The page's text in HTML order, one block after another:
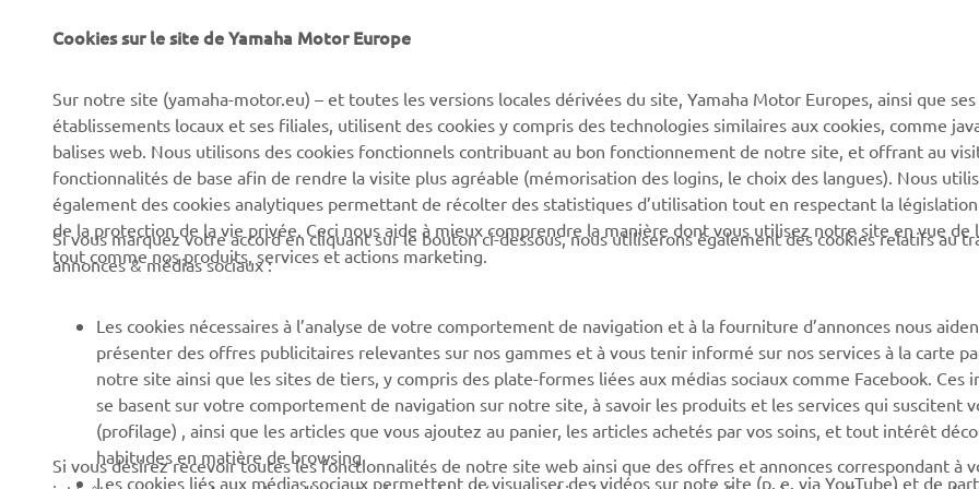
Découvrez Yamaha
Événements
Press
Devenir revendeur
Politique en matière de
droits humains
Politique de durabilitè de
Systèmes pour VAE
Parcours de golf
Premiers secours
Robotics
Partenariats
Informations techniques
pour les réparateurs
indépendants
MyYamaha
Yamaha Music
Yamaha Racing
Yamaha Motor Global
Support de la boutique en
ligne
Catalogue pièces
détachées
Gestion des déchets de
batteries
Cookies sur le site de Yamaha Motor Europe
Sur notre site (yamaha-motor.eu) – et toutes les versions locales dérivées du site, Yamaha Motor Europes, ainsi que ses
établissements locaux et ses filiales, utilisent des cookies y compris des technologies similaires aux cookies, comme
balises web. Nous utilisons des cookies fonctionnels contribuant au bon fonctionnement de notre site, et offrant au
fonctionnalités de base afin de rendre la visite plus agréable (mémorisation des logins, le choix des langues). Nous
également des cookies analytiques permettant de récolter des statistiques d’utilisation tout en respectant la
de la protection de la vie privée. Ceci nous aide à mieux comprendre la manière dont vous utilisez notre site en vue de
tout comme nos produits, services et actions marketing.
Si vous marquez votre accord en cliquant sur le bouton ci-dessous, nous utiliserons également des cookies relatifs au
annonces & médias sociaux :
Les cookies nécessaires à l’analyse de votre comportement de navigation et à la fourniture d’annonces nous
présenter des offres publicitaires relevantes sur nos gammes et à vous tenir informé sur nos services à la carte
notre site ainsi que les sites de tiers, y compris des plate-formes liées aux médias sociaux comme Facebook. Ces
se basent sur votre comportement de navigation sur notre site, à savoir les produits et les services qui suscitent
(profilage) , ainsi que les articles que vous ajoutez au panier, les articles achetés par vos soins, et tout intérêt
habitudes en matière de browsing.
Les cookies liés aux médias sociaux permettent de visualiser des vidéos sur note site (p. e. via YouTube) et de
Si vous désirez recevoir toutes les fonctionnalités de notre site web ainsi que des offres et annonces correspondant à